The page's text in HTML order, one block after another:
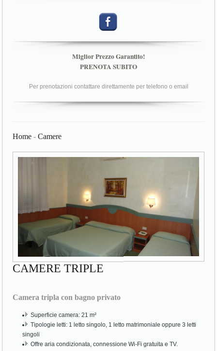
Miglior Prezzo Garantito!
PRENOTA SUBITO
Per prenotazioni contattare direttamente per telefono o email
Home -Camere
CAMERE TRIPLE
Camera tripla con bagno privato
Superficie camera: 21 m²
Tipologie letti: 1 letto singolo, 1 letto matrimoniale oppure 3 letti
singoli
Offre aria condizionata, connessione Wi-Fi gratuita e TV.